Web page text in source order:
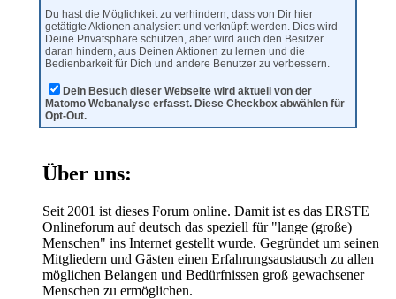
Du hast die Möglichkeit zu verhindern, dass von Dir hier
getätigte Aktionen analysiert und verknüpft werden. Dies wird
Deine Privatsphäre schützen, aber wird auch den Besitzer
daran hindern, aus Deinen Aktionen zu lernen und die
Bedienbarkeit für Dich und andere Benutzer zu verbessern.
Dein Besuch dieser Webseite wird aktuell von der
Matomo Webanalyse erfasst. Diese Checkbox abwählen für
Opt-Out.
Über uns:
Seit 2001 ist dieses Forum online. Damit ist es das ERSTE
Onlineforum auf deutsch das speziell für "lange (große)
Menschen" ins Internet gestellt wurde. Gegründet um seinen
Mitgliedern und Gästen einen Erfahrungsaustausch zu allen
möglichen Belangen und Bedürfnissen groß gewachsener
Menschen zu ermöglichen.